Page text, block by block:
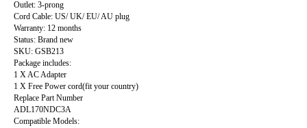
Outlet: 3-prong
Cord Cable: US/ UK/ EU/ AU plug
Warranty: 12 months
Status: Brand new
SKU: GSB213
Package includes:
1 X AC Adapter
1 X Free Power cord(fit your country)
Replace Part Number
ADL170NDC3A
Compatible Models: